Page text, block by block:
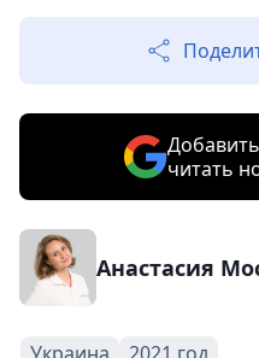
читать
Анастасия